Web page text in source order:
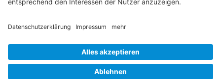
Linkedin
© 2026 Germany Trade & Invest